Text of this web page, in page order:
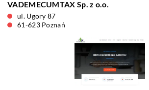
VADEMECUMTAX Sp. z o.o.
ul. Ugory 87
61-623 Poznań